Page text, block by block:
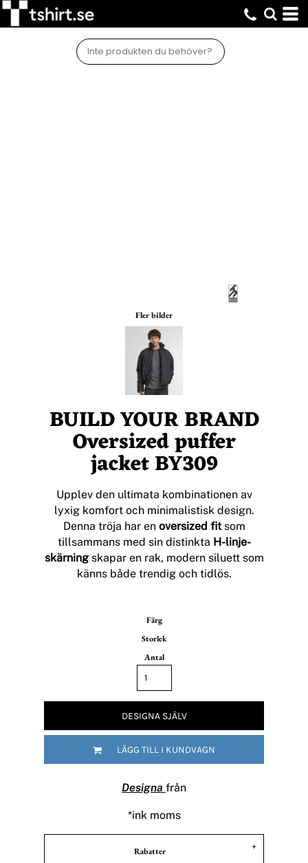
Fler bilder
BUILD YOUR BRAND
Oversized puffer
jacket BY309
Upplev den ultimata kombinationen av
lyxig komfort och minimalistisk design.
Denna tröja har en oversized fitsom
tillsammans med sin distinkta H-linje-
skärningskapar en rak, modern siluett som
känns både trendig och tidlös.
Färg
Storlek
Antal
DESIGNA SJÄLV
LÄGG TILL I KUNDVAGN
Designa från
*ink moms
Rabatter